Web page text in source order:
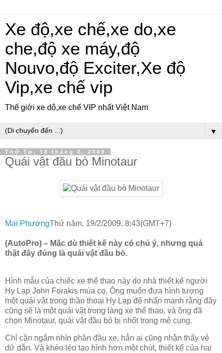
Xe độ,xe chế,xe do,xe
che,độ xe máy,độ
Nouvo,độ Exciter,Xe độ
Vip,xe chế vip
Thế giới xe dộ,xe chế VIP nhất Việt Nam
▼
Thứ Tư, 18 tháng 2, 2009
Quái vật đầu bò Minotaur
Mai PhươngThứ năm, 19/2/2009, 8:43(GMT+7)
(AutoPro) – Mặc dù thiết kế này có chủ ý, nhưng quả
thật đây đúng là quái vật đầu bò.
Hình mẫu của chiếc xe thể thao này do nhà thiết kế người
Hy Lạp John Forakis múa cọ. Ông muốn đưa hình tượng
một quái vật trong thần thoại Hy Lạp để nhấn mạnh rằng đây
cũng sẽ là một quái vật trong làng xe thể thao, và ông đã
chọn Minotaur, quái vật đầu bò bị nhốt trong mê cung.
Chỉ cần ngắm nhìn phần đầu xe, hẳn ai cũng nhận thấy vẻ
dữ dằn. Và khéo léo tạo hình hơn một chút, thiết kế của hai